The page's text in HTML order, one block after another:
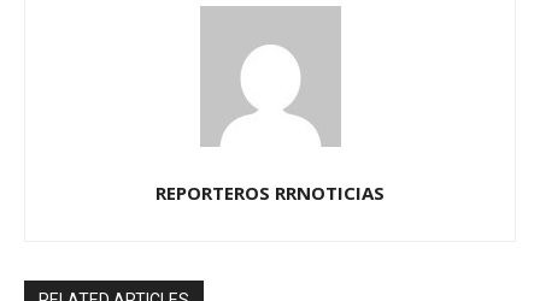
REPORTEROS RRNOTICIAS